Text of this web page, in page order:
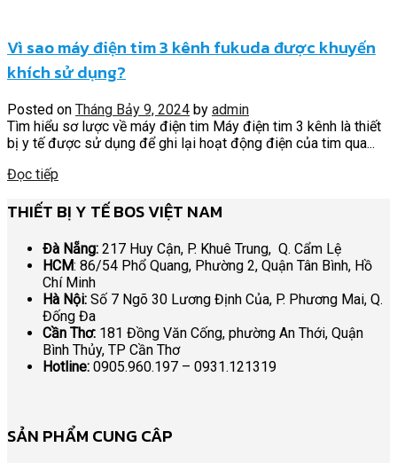
Vì sao máy điện tim 3 kênh fukuda được khuyến
khích sử dụng?
Posted on Tháng Bảy 9, 2024 by admin
Tìm hiểu sơ lược về máy điện tim Máy điện tim 3 kênh là thiết
bị y tế được sử dụng để ghi lại hoạt động điện của tim qua...
Đọc tiếp
THIẾT BỊ Y TẾ BOS VIỆT NAM
Đà Nẵng: 217 Huy Cận, P. Khuê Trung, Q. Cẩm Lệ
HCM: 86/54 Phổ Quang, Phường 2, Quận Tân Bình, Hồ
Chí Minh
Hà Nội: Số 7 Ngõ 30 Lương Định Của, P. Phương Mai, Q.
Đống Đa
Cần Thơ: 181 Đồng Văn Cống, phường An Thới, Quận
Bình Thủy, TP Cần Thơ
Hotline: 0905.960.197 – 0931.121319
SẢN PHẨM CUNG CÂP